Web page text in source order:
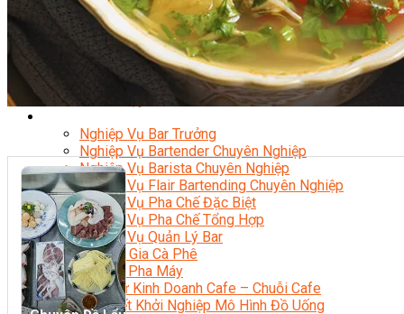
Học Nấu Ăn Mở Quán
Chuyên Đề Bếp Nóng
Khởi Sự Kinh Doanh Ngành F&B
Khởi Sự Kinh Doanh Nhà Hàng
Bí Quyết Kinh Doanh và Vận Hành Mô Hình Ẩm Thực
Video Dạy Nấu Ăn
Nghiệp Vụ Bar Trưởng
Nghiệp Vụ Bartender Chuyên Nghiệp
Nghiệp Vụ Barista Chuyên Nghiệp
Nghiệp Vụ Flair Bartending Chuyên Nghiệp
Nghiệp Vụ Pha Chế Đặc Biệt
Nghiệp Vụ Pha Chế Tổng Hợp
Nghiệp Vụ Quản Lý Bar
Chuyên Gia Cà Phê
Cà Phê Pha Máy
Khởi Sự Kinh Doanh Cafe – Chuỗi Cafe
Bí Quyết Khởi Nghiệp Mô Hình Đồ Uống